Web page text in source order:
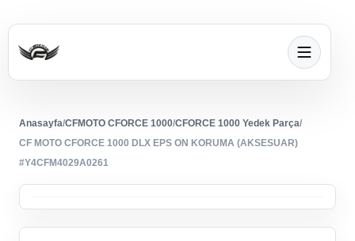
Anasayfa/CFMOTO CFORCE 1000/CFORCE 1000 Yedek Parça/
CF MOTO CFORCE 1000 DLX EPS ON KORUMA (AKSESUAR)
#Y4CFM4029A0261